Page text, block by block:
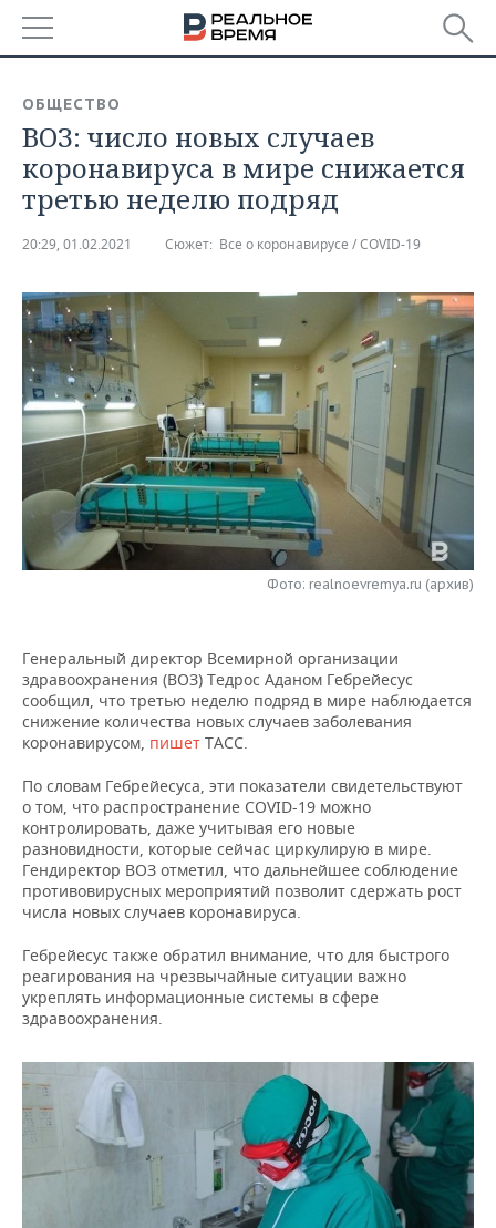
БАШКОРТОСТАН
ТАТАРСТАН
НОВОСТИ
АНАЛИТИКА
КОРОЛИ ГОСЗАКАЗА ПФО
ВУЗЫ ТАТАРСТАНА
КОМУ ПРИНАДЛЕЖАТ
ТОРГОВЫЕ ЦЕНТРЫ
ТАТАРСТАНА
ФИНАНСЫ
БАНКИ
БЮДЖЕТ
ИНВЕСТИЦИИ
НОВОСТИ
ПРОМЫШЛЕННОСТИ
АГРОПРОМ
МАШИНОСТРОЕНИЕ
НЕФТЕХИМИЯ
НЕФТЬ
ЭНЕРГЕТИКА
НЕДВИЖИМОСТЬ
НОВОСТИ НЕДВИЖИМОСТИ
АВТО
НОВОСТИ АВТО
БИЗНЕС
НОВОСТИ БИЗНЕСА
РОЗНИЧНАЯ ТОРГОВЛЯ
ТЕХНОЛОГИИ
НОВОСТИ ТЕХНОЛОГИЙ
ТЕЛЕКОММУНИКАЦИИ
МЕРОПРИЯТИЯ
БИЗНЕС-БРАНЧИ
ONLINE-КОНФЕРЕНЦИИ
ОТКРЫТАЯ ЛЕКЦИЯ
ФУТБОЛ
ХОККЕЙ
БАСКЕТБОЛ
ВОЛЕЙБОЛ
КИБЕРСПОРТ
ФИГУРНОЕ КАТАНИЕ
ВОДНЫЕ ВИДЫ СПОРТА
НОВОСТИ ОБЩЕСТВА
ВЛАСТЬ
ИНФРАСТРУКТУРА
ИСТОРИЯ
КУЛЬТУРА
МЕДИЦИНА
ОБРАЗОВАНИЕ
ФОТОГАЛЕРЕЯ
СЮЖЕТЫ
СПРАВОЧНИК
СПИСОК ПЕРСОН
СПИСОК КОМПАНИЙ
ПОЛНАЯ ВЕРСИЯ
ОБЩЕСТВО
ВОЗ: число новых случаев
коронавируса в мире снижается
третью неделю подряд
20:29, 01.02.2021 Сюжет: Все о коронавирусе / COVID-19
Фото: realnoevremya.ru (архив)
Генеральный директор Всемирной организации
здравоохранения (ВОЗ) Тедрос Аданом Гебрейесус
сообщил, что третью неделю подряд в мире наблюдается
снижение количества новых случаев заболевания
коронавирусом, пишет ТАСС.
По словам Гебрейесуса, эти показатели свидетельствуют
о том, что распространение COVID-19 можно
контролировать, даже учитывая его новые
разновидности, которые сейчас циркулирую в мире.
Гендиректор ВОЗ отметил, что дальнейшее соблюдение
противовирусных мероприятий позволит сдержать рост
числа новых случаев коронавируса.
Гебрейесус также обратил внимание, что для быстрого
реагирования на чрезвычайные ситуации важно
укреплять информационные системы в сфере
здравоохранения.